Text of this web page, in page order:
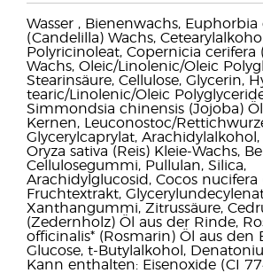
Wasser , Bienenwachs, Euphorbia
(Candelilla) Wachs,
Polyricinoleat, Copernicia cerifera
Wachs, Oleic/Linolenic/Oleic
Stearinsäure, Cellulose, Glycerin,
tearic/Linolenic/Oleic
Simmondsia chinensis (Jojoba)
Kernen, Leuconostoc/
Glycerylcaprylat, Arachidylalkohol,
Oryza sativa (Reis) Kleie-Wachs,
Cellulosegummi, Pullulan, Silica,
Arachidylglucosid, Cocos nucifera
Fruchtextrakt,
Xanthangummi, Zitrussäure,
(Zedernholz) Öl aus der Rinde,
officinalis* (Rosmarin) Öl aus den
Glucose, t-Butylalkohol,
Kann enthalten: Eisenoxide (CI